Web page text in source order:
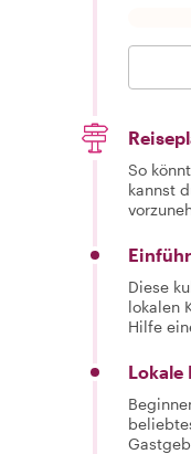
So
kannst
Diese
lokalen
Hilfe
Lokale